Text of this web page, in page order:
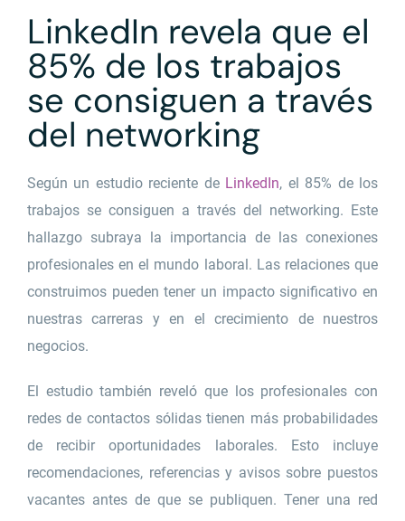
LinkedIn revela que el
85% de los trabajos
se consiguen a través
del networking
Según un estudio reciente de LinkedIn, el 85% de los
trabajos se consiguen a través del networking. Este
hallazgo subraya la importancia de las conexiones
profesionales en el mundo laboral. Las relaciones que
construimos pueden tener un impacto significativo en
nuestras carreras y en el crecimiento de nuestros
negocios.
El estudio también reveló que los profesionales con
redes de contactos sólidas tienen más probabilidades
de recibir oportunidades laborales. Esto incluye
recomendaciones, referencias y avisos sobre puestos
vacantes antes de que se publiquen. Tener una red